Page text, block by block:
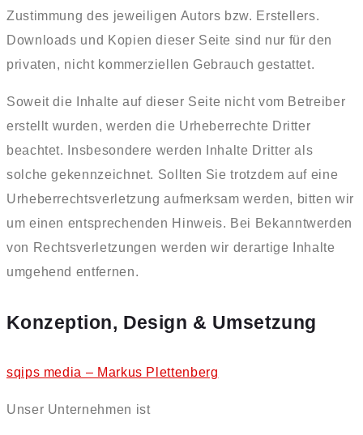
Zustimmung des jeweiligen Autors bzw. Erstellers.
Downloads und Kopien dieser Seite sind nur für den
privaten, nicht kommerziellen Gebrauch gestattet.
Soweit die Inhalte auf dieser Seite nicht vom Betreiber
erstellt wurden, werden die Urheberrechte Dritter
beachtet. Insbesondere werden Inhalte Dritter als
solche gekennzeichnet. Sollten Sie trotzdem auf eine
Urheberrechtsverletzung aufmerksam werden, bitten wir
um einen entsprechenden Hinweis. Bei Bekanntwerden
von Rechtsverletzungen werden wir derartige Inhalte
umgehend entfernen.
Konzeption, Design & Umsetzung
sqips media – Markus Plettenberg
Unser Unternehmen ist